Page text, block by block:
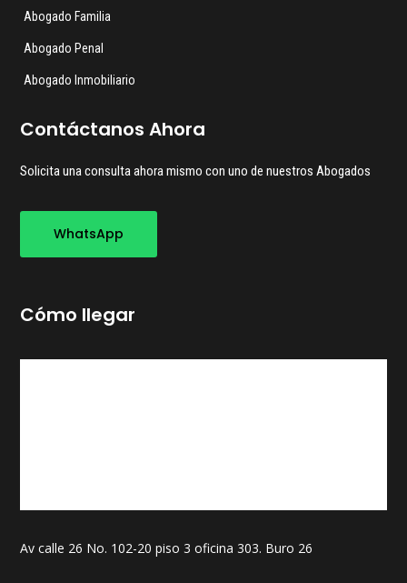
Abogado Familia
Abogado Penal
Abogado Inmobiliario
Contáctanos Ahora
Solicita una consulta ahora mismo con uno de nuestros Abogados
WhatsApp
Cómo llegar
Av calle 26 No. 102-20 piso 3 oficina 303. Buro 26